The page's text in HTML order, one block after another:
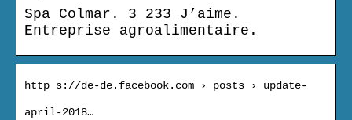
Spa Colmar. 3 233 J’aime.
Entreprise agroalimentaire.
http s://de-de.facebook.com › posts › update-
april-2018…